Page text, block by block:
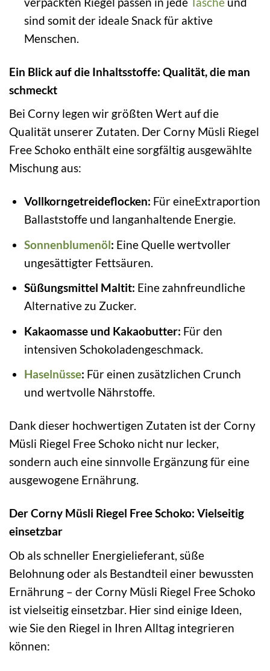
sind somit der ideale Snack für aktive
Menschen.
Ein Blick auf die Inhaltsstoffe: Qualität, die man
schmeckt
Bei Corny legen wir größten Wert auf die
Qualität unserer Zutaten. Der Corny Müsli Riegel
Free Schoko enthält eine sorgfältig ausgewählte
Mischung aus:
Vollkorngetreideflocken: Für eineExtraportion
Ballaststoffe und langanhaltende Energie.
Sonnenblumenöl: Eine Quelle wertvoller
ungesättigter Fettsäuren.
Süßungsmittel Maltit: Eine zahnfreundliche
Alternative zu Zucker.
Kakaomasse und Kakaobutter: Für den
intensiven Schokoladengeschmack.
Haselnüsse: Für einen zusätzlichen Crunch
und wertvolle Nährstoffe.
Dank dieser hochwertigen Zutaten ist der Corny
Müsli Riegel Free Schoko nicht nur lecker,
sondern auch eine sinnvolle Ergänzung für eine
ausgewogene Ernährung.
Der Corny Müsli Riegel Free Schoko: Vielseitig
einsetzbar
Ob als schneller Energielieferant, süße
Belohnung oder als Bestandteil einer bewussten
Ernährung – der Corny Müsli Riegel Free Schoko
ist vielseitig einsetzbar. Hier sind einige Ideen,
wie Sie den Riegel in Ihren Alltag integrieren
können: